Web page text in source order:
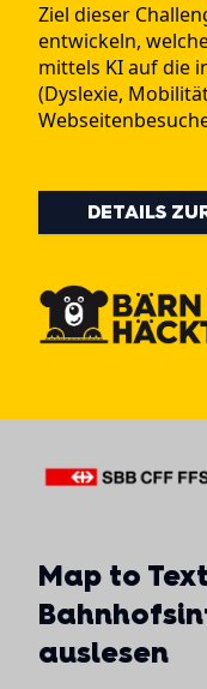
Ziel dieser
entwickeln,
mittels KI auf die
(Dyslexie,
DETAILS
Map to
auslesen